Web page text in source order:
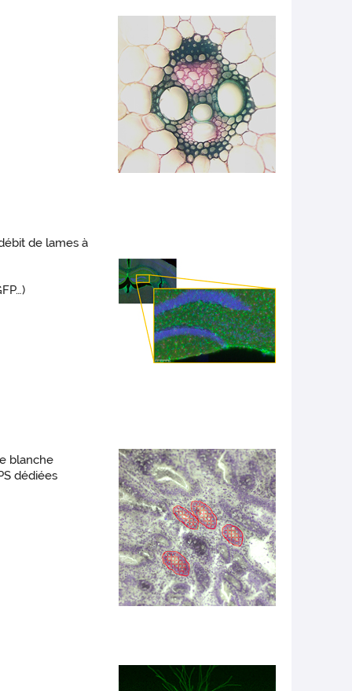
de lames à
blanche
dédiées